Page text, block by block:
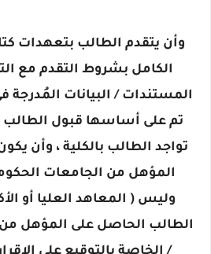
وأن يتقدم الطالب بتعهدات
الكامل بشروط التقدم مع
المستندات / البيانات المُدرجة
تم على أساسها قبول
تواجد الطالب بالكلية ، وأن
المؤهل من الجامعات
وليس ( المعاهد العليا أو
الطالب الحاصل على المؤهل